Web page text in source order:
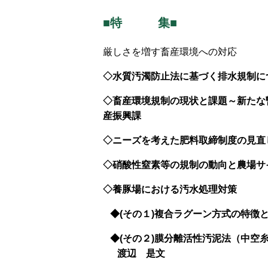
■特 集■
厳しさを増す畜産環境への対応
◇水質汚濁防止法に基づく排水規制
◇畜産環境規制の現状と課題～新た
産振興課
◇ニーズを考えた肥料取締制度の見
◇硝酸性窒素等の規制の動向と農場
◇養豚場における汚水処理対策
◆(その１)複合ラグーン方式の特
◆(その２)膜分離活性汚泥法（中空
渡辺 是文